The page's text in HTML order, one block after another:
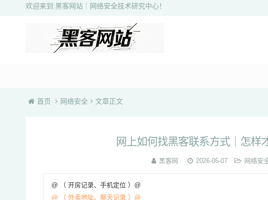
欢迎来到:黑客网站｜网络安全技术研究中心！
首页 网络安全 文章正文
网上如何找黑客联系方式｜怎样
黑客网 2026-05-07 网络安
@ （ 开房记录、手机定位 ）@
@ （ 外卖地址、聊天记录 ）@